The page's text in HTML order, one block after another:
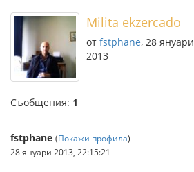
Milita ekzercado
от fstphane, 28 януари
2013
Съобщения: 1
fstphane (Покажи профила)
28 януари 2013, 22:15:21